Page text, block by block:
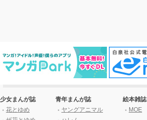
少女まんが誌
花とゆめ
青年まんが誌
ヤングアニマル
絵本雑誌
MOE